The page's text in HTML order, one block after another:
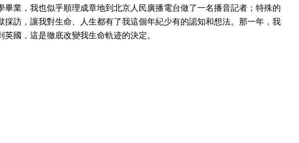
畢業，我也似乎順理成章地到北京人民廣播電台做了一名播音記者；特殊的
採訪，讓我對生命、人生都有了我這個年紀少有的認知和想法。那一年，我
英國，這是徹底改變我生命軌迹的決定。